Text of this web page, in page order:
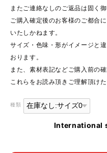
またご連絡なしのご返品は固く御
ご購入確定後のお客様のご都合
いたしかねます。
サイズ・色味・形がイメージと
おります。
また、素材表記などご購入前の
これらをお読み頂きご理解頂け
種類
International